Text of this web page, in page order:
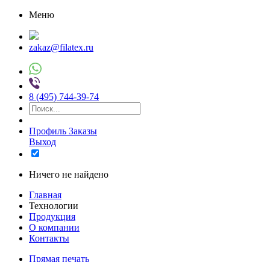
Меню
zakaz@filatex.ru
8 (495) 744-39-74
Профиль Заказы
Выход
Ничего не найдено
Главная
Технологии
Продукция
О компании
Контакты
Прямая печать